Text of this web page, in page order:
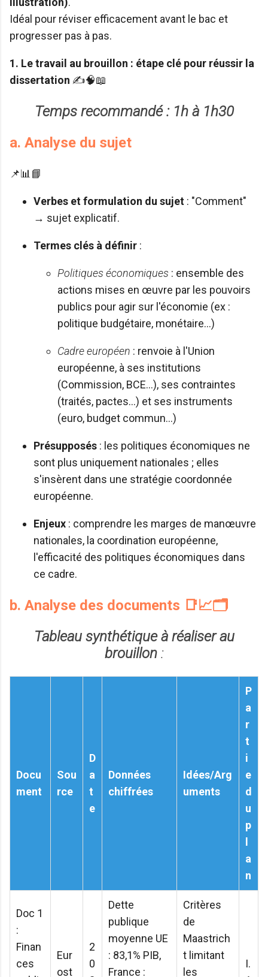
Idéal pour réviser efficacement avant le bac et
progresser pas à pas.
1. Le travail au brouillon : étape clé pour réussir la
dissertation ✍️🧠📖
Temps recommandé : 1h à 1h30
a. Analyse du sujet
📌📊📘
Verbes et formulation du sujet : "Comment"
→ sujet explicatif.
Termes clés à définir :
Politiques économiques : ensemble des
actions mises en œuvre par les pouvoirs
publics pour agir sur l'économie (ex :
politique budgétaire, monétaire...)
Cadre européen : renvoie à l'Union
européenne, à ses institutions
(Commission, BCE...), ses contraintes
(traités, pactes...) et ses instruments
(euro, budget commun...)
Présupposés : les politiques économiques ne
sont plus uniquement nationales ; elles
s'insèrent dans une stratégie coordonnée
européenne.
Enjeux : comprendre les marges de manœuvre
nationales, la coordination européenne,
l'efficacité des politiques économiques dans
ce cadre.
b. Analyse des documents 📑📈🗂️
Tableau synthétique à réaliser au
brouillon:
Docu
ment
Sou
rce
D
a
t
e
Données
chiffrées
Idées/Arg
uments
P
a
r
t
i
e
d
u
p
a
n
Doc 1
:
Finan
ces
Eur
ost
2
0
Dette
publique
moyenne UE
: 83,1% PIB,
France :
Critères
de
Maastrich
t limitant
les
I.